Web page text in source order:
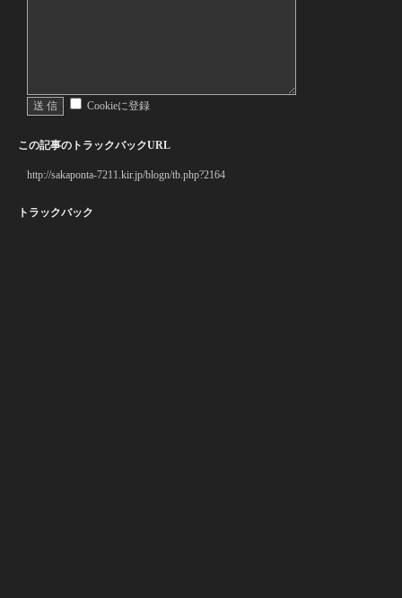
Cookieに登録
この記事のトラックバックURL
http://sakaponta-7211.kir.jp/blogn/tb.php?2164
トラックバック